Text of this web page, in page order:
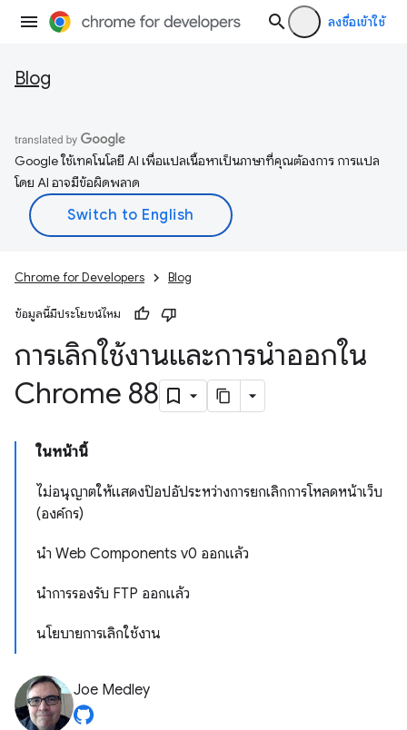
ลงชื่อเข้าใช้
Blog
Google ใช้เทคโนโลยี AI เพื่อแปลเนื้อหาเป็นภาษาที่คุณต้องการ การแปล
โดย AI อาจมีข้อผิดพลาด
Chrome for Developers Blog
ข้อมูลนี้มีประโยชน์ไหม
การเลิกใช้งานและการนำออกใน
Chrome 88
ในหน้านี้
ไม่อนุญาตให้แสดงป๊อปอัประหว่างการยกเลิกการโหลดหน้าเว็บ
(องค์กร)
นํา Web Components v0 ออกแล้ว
นำการรองรับ FTP ออกแล้ว
นโยบายการเลิกใช้งาน
Joe Medley